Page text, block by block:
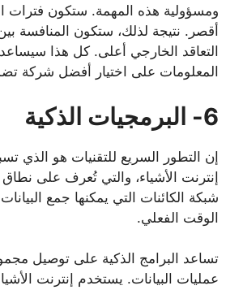
ومسؤولية هذه المهمة. ستكون فترات
أقصر. نتيجة لذلك، ستكون المنافسة
التعاقد الخارجي أعلى. كل هذا سيساعد
المعلومات على اختيار أفضل شركة
6- البرمجيات الذكية
إن التطور السريع للتقنيات هو الذي
إنترنت الأشياء، والتي تُعرف على
شبكة الكائنات التي يمكنها جمع
الوقت الفعلي.
تساعد البرامج الذكية على توصيل
عمليات البيانات. يستخدم إنترنت